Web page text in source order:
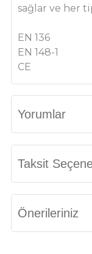
sağlar ve her
EN 136
EN 148-1
CE
Yorumlar
Taksit
Önerileriniz